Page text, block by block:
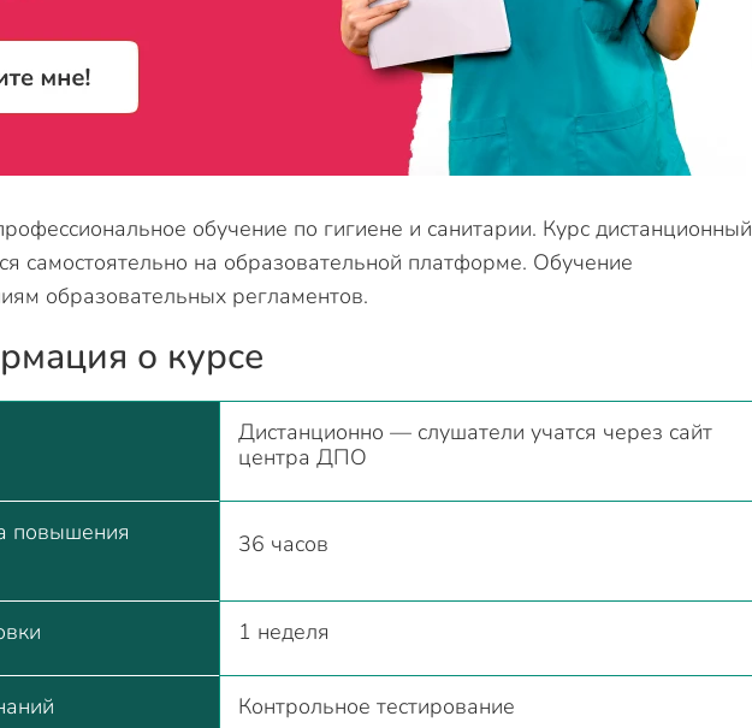
обучение по гигиене и санитарии. Курс дистанционный
самостоятельно на образовательной платформе. Обучение
образовательных регламентов.
о курсе
Дистанционно — слушатели учатся через сайт
центра ДПО
повышения
36 часов
1 неделя
Контрольное тестирование